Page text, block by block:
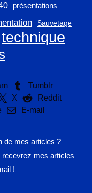
présentations
Sauvetage
technique
Tumblr
X
Reddit
E-mail
de mes articles ?
mes articles
!